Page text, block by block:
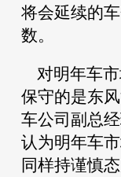
将会延续的
数。
对明年车
保守的是东
车公司副总
认为明年车
同样持谨慎